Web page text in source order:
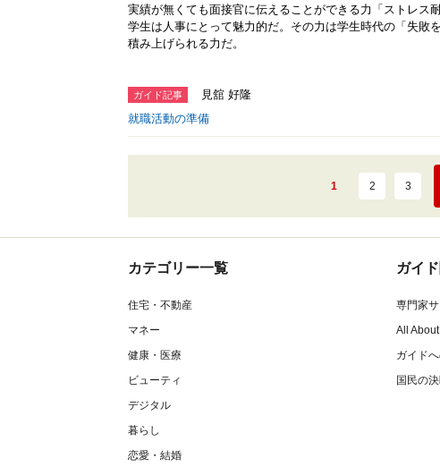
実績が無くても面接官に伝えることができる力「ストレス
学生は人事にとって魅力的だ。その力は学生時代の「失敗
積み上げられる力だ。
ガイド記事
見舘 好隆
就職活動の準備
1 2 3
カテゴリー一覧
住宅・不動産
マネー
健康・医療
ビューティ
デジタル
暮らし
恋愛・結婚
ガイ
専門家サ
All
ガイド
国民の